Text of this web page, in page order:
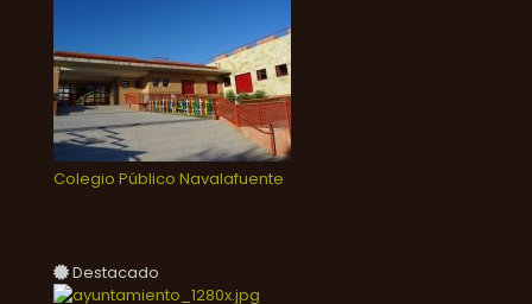
Colegio Público Navalafuente
Destacado